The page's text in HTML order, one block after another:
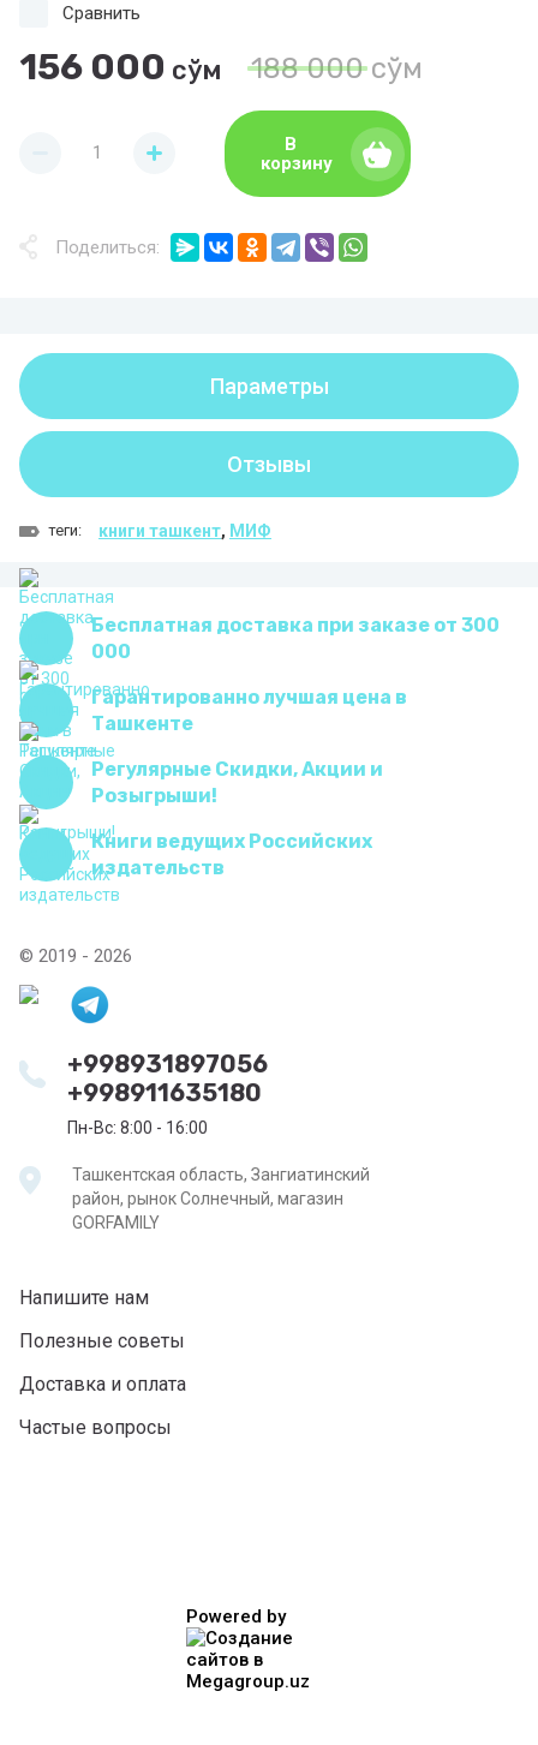
188 000сўм
156 000 сўм
Сравнить
В
корзину
Поделиться:
Параметры
Отзывы
теги: книги ташкент, МИФ
Бесплатная доставка при заказе от 300
000
Гарантированно лучшая цена в
Ташкенте
Регулярные Скидки, Акции и
Розыгрыши!
Книги ведущих Российских
издательств
© 2019 - 2026
+998931897056
+998911635180
Пн-Вс: 8:00 - 16:00
Ташкентская область, Зангиатинский
район, рынок Солнечный, магазин
GORFAMILY
Напишите нам
Полезные советы
Доставка и оплата
Частые вопросы
Powered by